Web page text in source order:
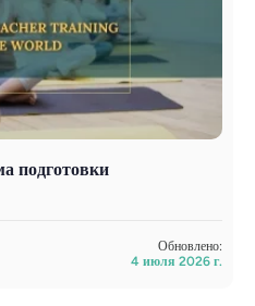
подготовки
Обновлено:
4 июля 2026 г.